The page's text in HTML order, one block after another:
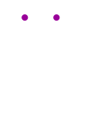
・・